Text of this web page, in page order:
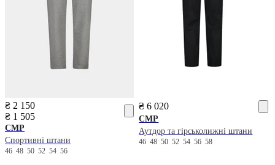
₴ 2 150
₴ 1 505
CMP
Спортивні штани
46 48 50 52 54 56
₴ 6 020
CMP
Аутдор та гірськолижні штани
46485052545658